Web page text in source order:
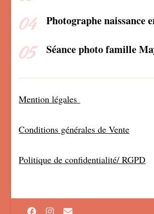
Photographe naissance
Séance photo famille
Mention légales
Conditions générales de Vente
Politique de confidentialité/ RGPD